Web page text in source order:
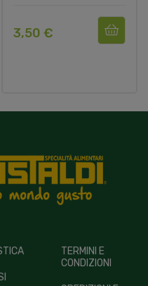
3,50 €
TERMINI E
CONDIZIONI